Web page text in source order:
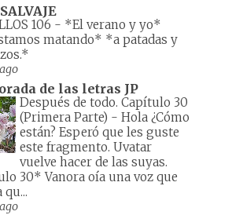
106 - *El verano y yo*
matando* *a patadas y
de las letras JP
Después de todo. Capítulo 30
(Primera Parte) - Hola ¿Cómo
están? Esperó que les guste
este fragmento. Uvatar
vuelve hacer de las suyas.
30* Vanora oía una voz que
qu...